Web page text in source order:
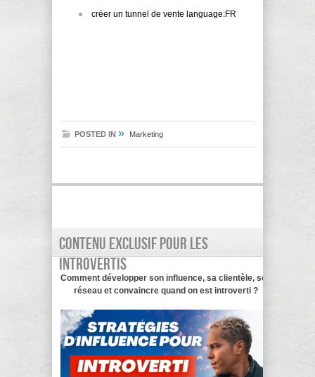
créer un tunnel de vente language:FR
POSTED IN » Marketing
Contenu exclusif pour les
introvertis
Comment développer son influence, sa clientèle, son
réseau et convaincre quand on est introverti ?